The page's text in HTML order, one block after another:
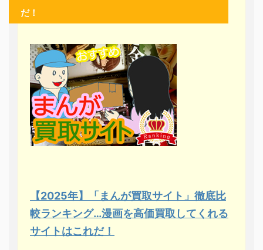
だ！
【2025年】「まんが買取サイト」徹底比
較ランキング…漫画を高価買取してくれる
サイトはこれだ！